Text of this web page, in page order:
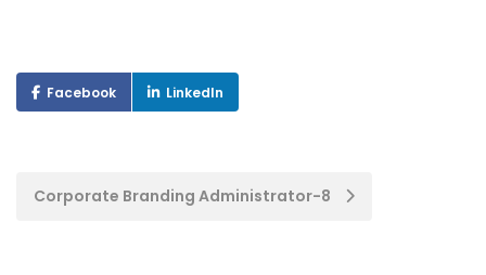
Facebook LinkedIn
Post
Corporate Branding Administrator-8